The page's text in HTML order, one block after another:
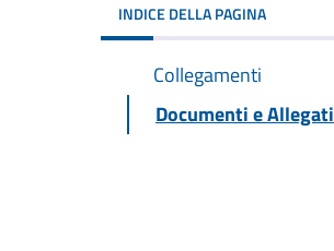
INDICE DELLA PAGINA
Collegamenti
Documenti e Allegati